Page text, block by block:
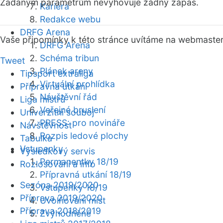
Kariéra
Redakce webu
DRFG Arena
DRFG Arena
Schéma tribun
Plánek areny
Virtuální prohlídka
Návštěvní řád
Veřejné bruslení
PRESS: pro novináře
Rozpis ledové plochy
Vstupenky
Permanentky 18/19
Přípravná utkání 18/19
Vstupenky 18/19
Uvolňování míst
Zvýhodněné
Zadaným parametrům nevyhovuje žádný zápas.
Vaše připomínky k této stránce uvítáme na webmaster
Tweet
Tipsport extraliga
Přípravná utkání
Liga mistrů
Univerzitní souboj
Návštěvnost
Tabulka
Výsledkový servis
Rozlosování a info
Sezóna 2019/2020
Příprava 2019/2020
Příprava 2018/2019